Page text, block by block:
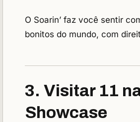
O Soarin’ faz você sentir
bonitos do mundo, com
3. Visitar 11
Showcase